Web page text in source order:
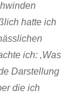
hatte ich
ich: ‚Was
Darstellung
die ich